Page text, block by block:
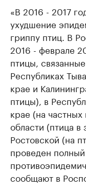
«В 2016 - 2017
ухудшение
гриппу птиц. В
2016 - феврале
птицы,
Республиках
крае и
птицы), в
крае (на
области (птица в
Ростовской (на
проведен
сообщают в